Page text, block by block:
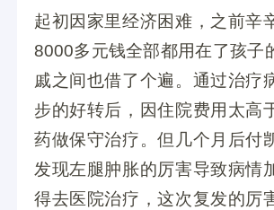
起初因家里经济困难，之前辛
8000多元钱全部都用在了孩子
戚之间也借了个遍。通过治疗
步的好转后，因住院费用太高
药做保守治疗。但几个月后付
发现左腿肿胀的厉害导致病情
得去医院治疗，这次复发的厉